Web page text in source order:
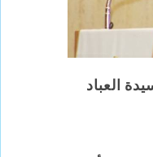
العباد